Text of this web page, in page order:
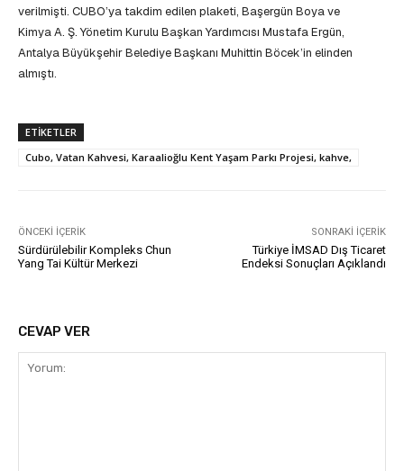
verilmişti. CUBO’ya takdim edilen plaketi, Başergün Boya ve
Kimya A. Ş. Yönetim Kurulu Başkan Yardımcısı Mustafa Ergün,
Antalya Büyükşehir Belediye Başkanı Muhittin Böcek’in elinden
almıştı.
ETIKETLER
Cubo, Vatan Kahvesi, Karaalioğlu Kent Yaşam Parkı Projesi, kahve,
ÖNCEKI İÇERIK
Sürdürülebilir Kompleks Chun
Yang Tai Kültür Merkezi
SONRAKI İÇERIK
Türkiye İMSAD Dış Ticaret
Endeksi Sonuçları Açıklandı
CEVAP VER